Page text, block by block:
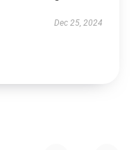
Dec 25, 2024